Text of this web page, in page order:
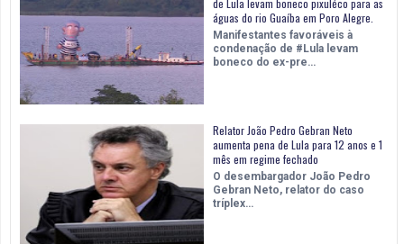
águas do rio Guaíba em Poro Alegre.
Manifestantes favoráveis à
condenação de #Lula levam
boneco do ex-pre…
Relator João Pedro Gebran Neto
aumenta pena de Lula para 12 anos e 1
mês em regime fechado
O desembargador João Pedro
Gebran Neto, relator do caso
tríplex…